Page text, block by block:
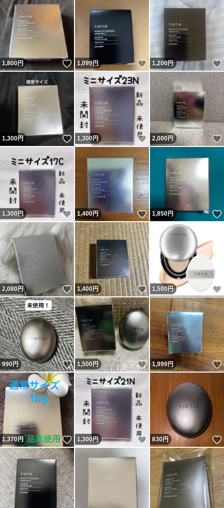
1,800円 いいね！
1,099円 いいね！
1,200円
1,300円 いいね！
1,300円 いいね！
2,000円
1,300 円 いいね！
1,400円 いいね！
1,850円
2,080円 いいね！
1,400円 いいね！
1,500円
990円 いいね！
1,500円 いいね！
1,999円
1,370円 いいね！
1,300円 いいね！
830円